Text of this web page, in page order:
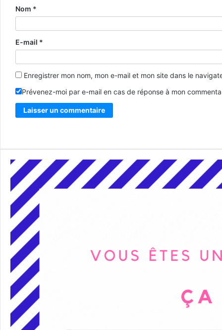
Nom *
E-mail *
Enregistrer mon nom, mon e-mail et mon site dans le
Prévenez-moi par e-mail en cas de réponse à mon